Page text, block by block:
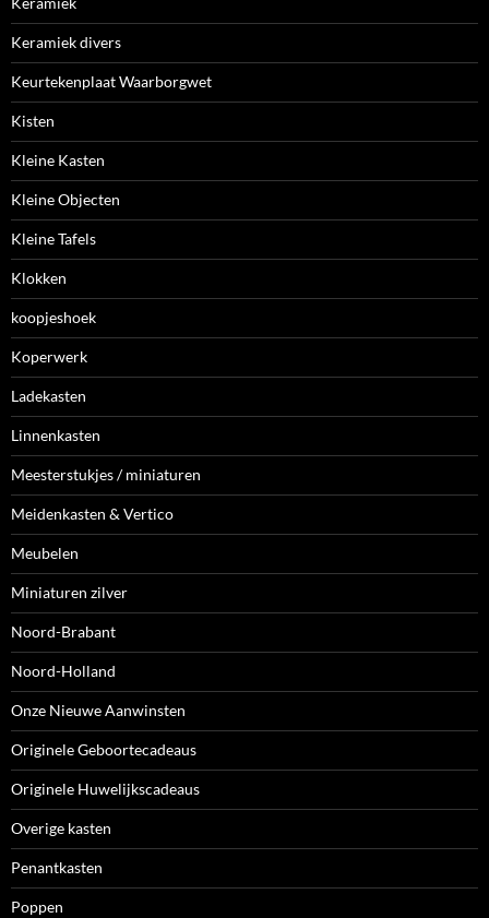
Keramiek divers
Keurtekenplaat Waarborgwet
Kisten
Kleine Kasten
Kleine Objecten
Kleine Tafels
Klokken
koopjeshoek
Koperwerk
Ladekasten
Linnenkasten
Meesterstukjes / miniaturen
Meidenkasten & Vertico
Meubelen
Miniaturen zilver
Noord-Brabant
Noord-Holland
Onze Nieuwe Aanwinsten
Originele Geboortecadeaus
Originele Huwelijkscadeaus
Overige kasten
Penantkasten
Poppen